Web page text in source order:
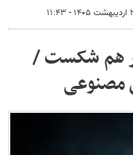
۱۱:۴۳
هم شکست /
مصنوعی